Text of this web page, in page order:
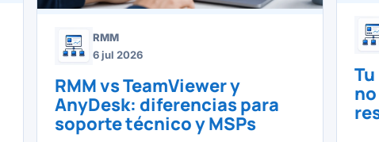
RMM
6 jul 2026
RMM vs TeamViewer y
AnyDesk: diferencias para
soporte técnico y MSPs